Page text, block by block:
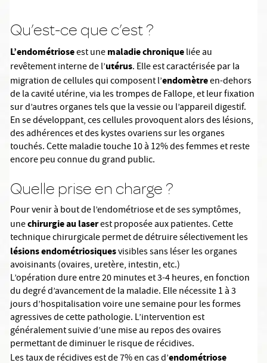
Qu’est-ce que c’est ?
L’endométrioseest unemaladie chroniqueliée au
revêtement interne de l’utérus. Elle est caractérisée par la
migration de cellules qui composent l’endomètreen-dehors
de la cavité utérine, via les trompes de Fallope, et leur fixation
sur d’autres organes tels que la vessie ou l’appareil digestif.
En se développant, ces cellules provoquent alors des lésions,
des adhérences et des kystes ovariens sur les organes
touchés. Cette maladie touche 10 à 12% des femmes et reste
encore peu connue du grand public.
Quelle prise en charge ?
Pour venir à bout de l’endométriose et de ses symptômes,
unechirurgie au laserest proposée aux patientes. Cette
technique chirurgicale permet de détruire sélectivement les
lésions endométriosiquesvisibles sans léser les organes
avoisinants (ovaires, uretère, intestin, etc.)
L’opération dure entre 20 minutes et 3-4 heures, en fonction
du degré d’avancement de la maladie. Elle nécessite 1 à 3
jours d’hospitalisation voire une semaine pour les formes
agressives de cette pathologie. L’intervention est
généralement suivie d’une mise au repos des ovaires
permettant de diminuer le risque de récidives.
Les taux de récidives est de 7% en cas d’endométriose